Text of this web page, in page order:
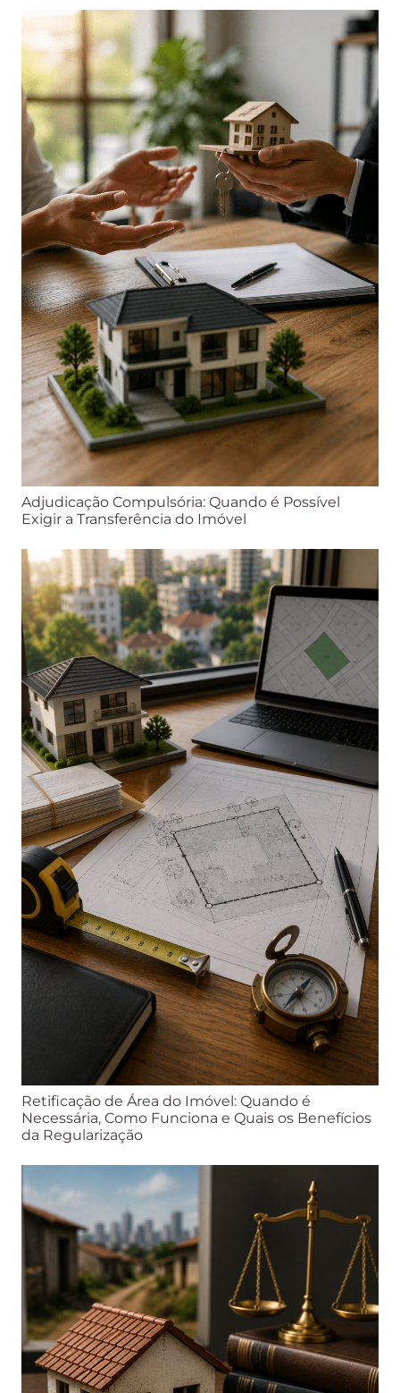
Adjudicação Compulsória: Quando é Possível
Exigir a Transferência do Imóvel
Retificação de Área do Imóvel: Quando é
Necessária, Como Funciona e Quais os Benefícios
da Regularização